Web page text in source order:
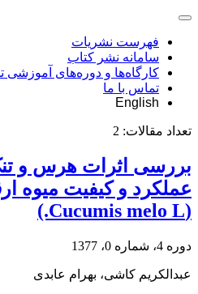
فهرست نشریات
سامانه نشر کتاب
کارگاه‌ها و دوره‌های
تماس با ما
English
تعداد مقالات: 2
بررسی اثرات هرس و
عملکرد و کیفیت میوه
(Cucumis melo L.)
دوره 4، شماره 0، 1377
عبدالکریم کاشی، بهرام عابدی